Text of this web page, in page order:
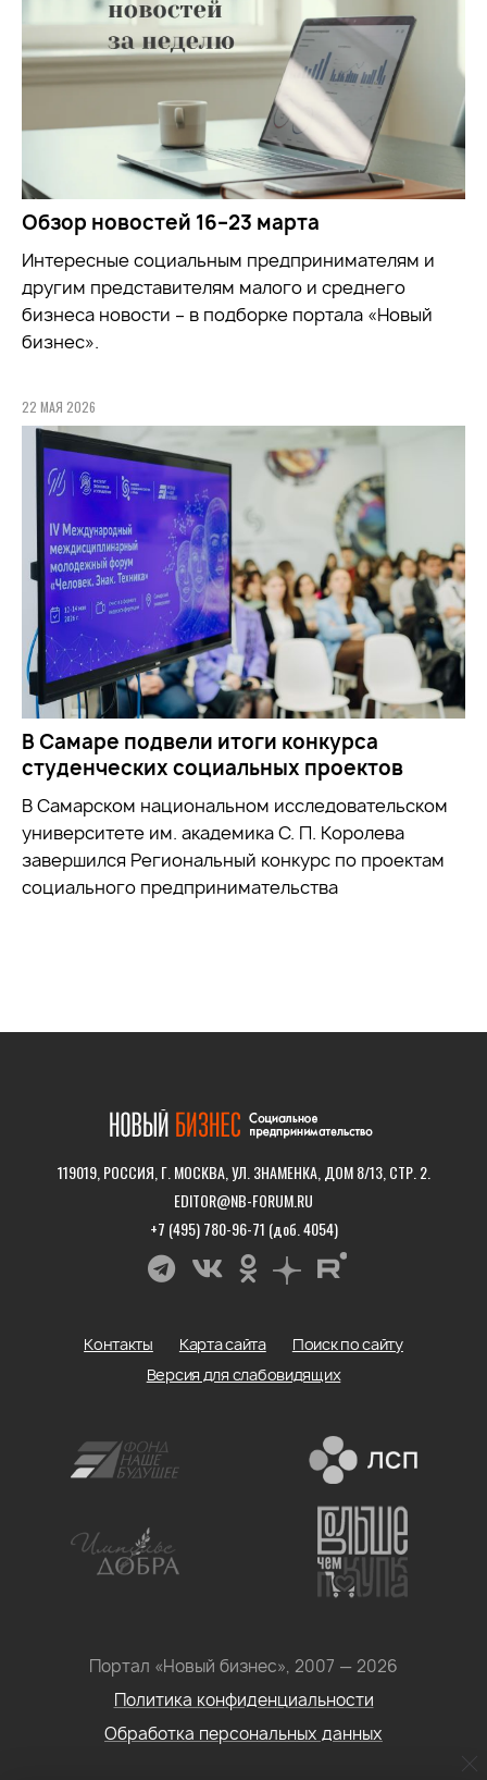
Обзор новостей 16–23 марта
Интересные социальным предпринимателям и
другим представителям малого и среднего
бизнеса новости – в подборке портала «Новый
бизнес».
22 МАЯ 2026
В Самаре подвели итоги конкурса
студенческих социальных проектов
В Самарском национальном исследовательском
университете им. академика С. П. Королева
завершился Региональный конкурс по проектам
социального предпринимательства
119019, РОССИЯ, Г. МОСКВА, УЛ. ЗНАМЕНКА, ДОМ 8/13, СТР. 2.
EDITOR@NB-FORUM.RU
+7 (495) 780-96-71 (доб. 4054)
Портал «Новый бизнес», 2007 — 2026
Политика конфиденциальности
Обработка персональных данных
Контакты Карта сайта
Поиск по сайту
Версия для слабовидящих